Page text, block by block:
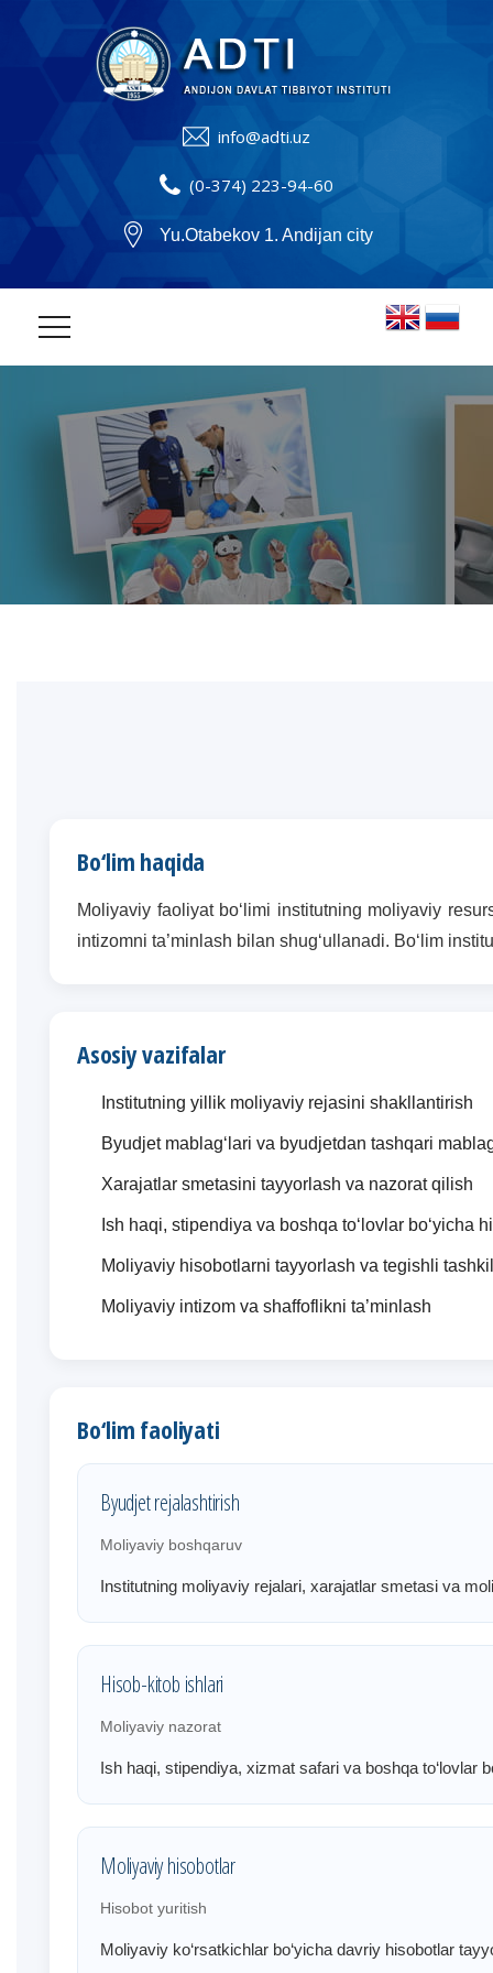
info@adti.uz
(0-374) 223-94-60
Yu.Otabekov 1. Andijan city
Bo‘lim haqida
Moliyaviy faoliyat bo‘limi institutning moliyaviy
intizomni ta’minlash bilan shug‘ullanadi. Bo‘lim
Asosiy vazifalar
Institutning yillik moliyaviy rejasini shakllantirish
Byudjet mablag‘lari va byudjetdan tashqari
Xarajatlar smetasini tayyorlash va nazorat qilish
Ish haqi, stipendiya va boshqa to‘lovlar bo‘yicha
Moliyaviy hisobotlarni tayyorlash va tegishli
Moliyaviy intizom va shaffoflikni ta’minlash
Bo‘lim faoliyati
Byudjet rejalashtirish
Moliyaviy boshqaruv
Institutning moliyaviy rejalari, xarajatlar smetasi va
Hisob-kitob ishlari
Moliyaviy nazorat
Ish haqi, stipendiya, xizmat safari va boshqa to‘lovlar
Moliyaviy hisobotlar
Hisobot yuritish
Moliyaviy ko‘rsatkichlar bo‘yicha davriy hisobotlar